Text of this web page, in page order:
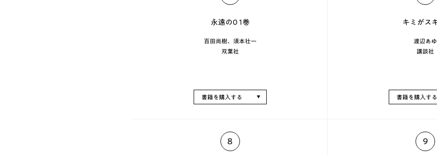
永遠の0 1巻
百田尚樹、須本壮一
双葉社
書籍を購入する
キミがス
渡辺あゆ
講談社
書籍を購入する
8 9